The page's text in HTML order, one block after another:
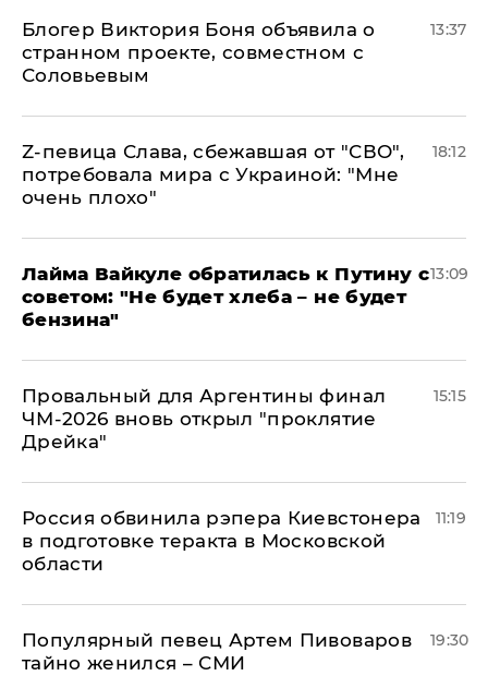
Блогер Виктория Боня объявила о
странном проекте, совместном с
Соловьевым
13:37
Z-певица Слава, сбежавшая от "СВО",
потребовала мира с Украиной: "Мне
очень плохо"
18:12
Лайма Вайкуле обратилась к Путину с
советом: "Не будет хлеба – не будет
бензина"
13:09
Провальный для Аргентины финал
ЧМ-2026 вновь открыл "проклятие
Дрейка"
15:15
Россия обвинила рэпера Киевстонера
в подготовке теракта в Московской
области
11:19
Популярный певец Артем Пивоваров
тайно женился – СМИ
19:30